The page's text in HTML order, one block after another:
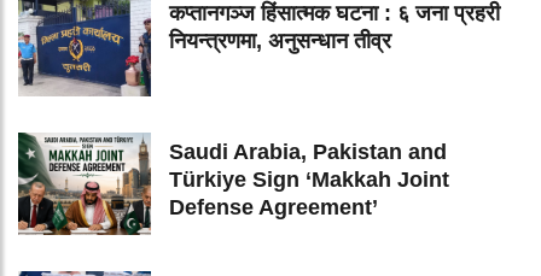
कप्तानगञ्ज हिंसात्मक घटना : ६ जना प्रहरी
नियन्त्रणमा, अनुसन्धान तीव्र
Saudi Arabia, Pakistan and
Türkiye Sign ‘Makkah Joint
Defense Agreement’